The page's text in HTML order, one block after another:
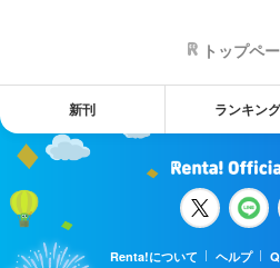
トップペ
新刊 ランキン
Renta!について ヘルプ